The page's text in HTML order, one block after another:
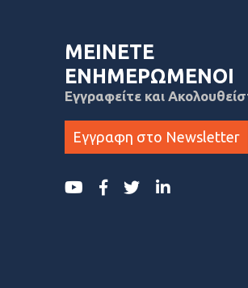
ΜΕΙΝΕΤΕ
ΕΝΗΜΕΡΩΜΕΝΟΙ
Εγγραφείτε και
Εγγραφη στο Newsletter